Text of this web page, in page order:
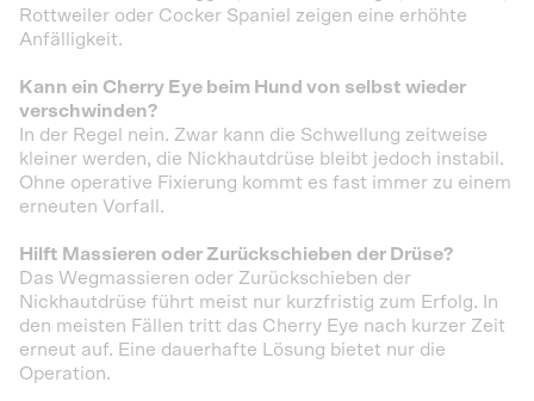
Rottweiler oder Cocker Spaniel zeigen eine erhöhte
Anfälligkeit.
Kann ein Cherry Eye beim Hund von selbst wieder
verschwinden?
In der Regel nein. Zwar kann die Schwellung zeitweise
kleiner werden, die Nickhautdrüse bleibt jedoch instabil.
Ohne operative Fixierung kommt es fast immer zu einem
erneuten Vorfall.
Hilft Massieren oder Zurückschieben der Drüse?
Das Wegmassieren oder Zurückschieben der
Nickhautdrüse führt meist nur kurzfristig zum Erfolg. In
den meisten Fällen tritt das Cherry Eye nach kurzer Zeit
erneut auf. Eine dauerhafte Lösung bietet nur die
Operation.